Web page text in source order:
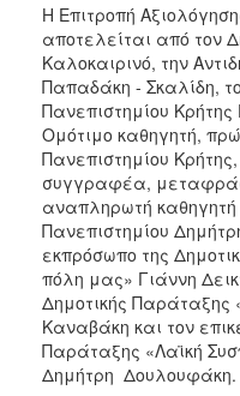
Η Επιτροπή
αποτελείται από τον
Καλοκαιρινό, την
Παπαδάκη - Σκαλίδη,
Πανεπιστημίου
Ομότιμο καθηγητή,
Πανεπιστημίου
συγγραφέα,
αναπληρωτή
Πανεπιστημίου
εκπρόσωπο της
πόλη μας» Γιάννη
Δημοτικής
Καναβάκη και τον
Παράταξης «Λαϊκή
Δημήτρη Δουλουφάκη.